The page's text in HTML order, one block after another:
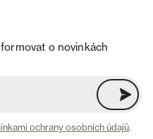
o novinkách
ochrany osobních údajů.